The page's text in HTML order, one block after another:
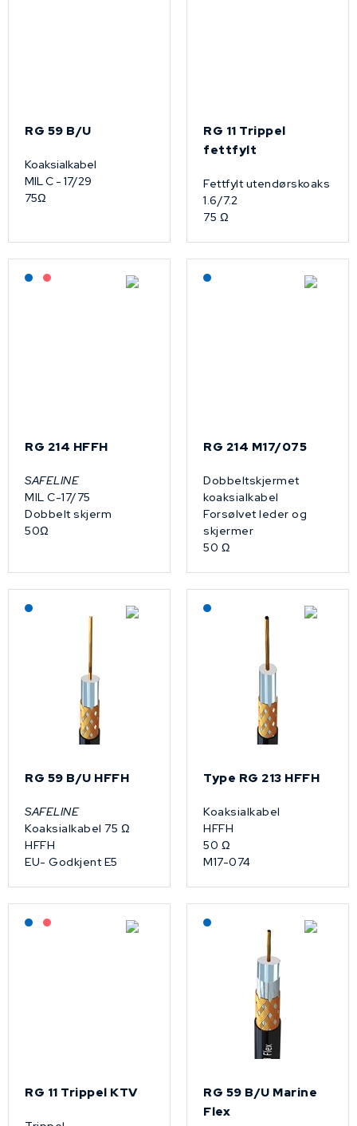
RG 59 B/U
Koaksialkabel
MIL C - 17/29
75Ω
RG 11 Trippel
fettfylt
Fettfylt utendørskoaks
1.6/7.2
75 Ω
Lagerført: NEK Kabel
På forespørsel
RG 214 HFFH
SAFELINE
MIL C-17/75
Dobbelt skjerm
50Ω
Lagerført: NEK Kabel
RG 214 M17/075
Dobbeltskjermet
koaksialkabel
Forsølvet leder og
skjermer
50 Ω
Lagerført: NEK Kabel
RG 59 B/U HFFH
SAFELINE
Koaksialkabel 75 Ω
HFFH
EU- Godkjent E5
Lagerført: NEK Kabel
Type RG 213 HFFH
Koaksialkabel
HFFH
50 Ω
M17-074
Lagerført: NEK Kabel
På forespørsel
RG 11 Trippel KTV
Lagerført: NEK Kabel
RG 59 B/U Marine
Flex